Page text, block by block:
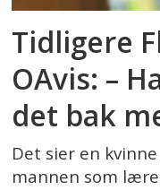
Tidligere
OAvis: –
det bak
Det sier en
mannen som